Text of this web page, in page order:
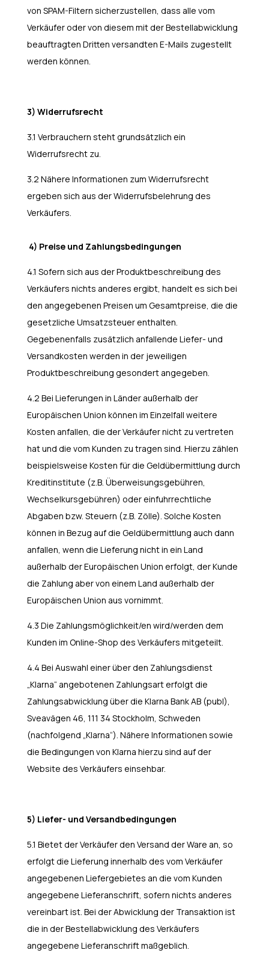
von SPAM-Filtern sicherzustellen, dass alle vom
Verkäufer oder von diesem mit der Bestellabwicklung
beauftragten Dritten versandten E-Mails zugestellt
werden können.
3) Widerrufsrecht
3.1 Verbrauchern steht grundsätzlich ein
Widerrufsrecht zu.
3.2 Nähere Informationen zum Widerrufsrecht
ergeben sich aus der Widerrufsbelehrung des
Verkäufers.
4) Preise und Zahlungsbedingungen
4.1 Sofern sich aus der Produktbeschreibung des
Verkäufers nichts anderes ergibt, handelt es sich bei
den angegebenen Preisen um Gesamtpreise, die die
gesetzliche Umsatzsteuer enthalten.
Gegebenenfalls zusätzlich anfallende Liefer- und
Versandkosten werden in der jeweiligen
Produktbeschreibung gesondert angegeben.
4.2 Bei Lieferungen in Länder außerhalb der
Europäischen Union können im Einzelfall weitere
Kosten anfallen, die der Verkäufer nicht zu vertreten
hat und die vom Kunden zu tragen sind. Hierzu zählen
beispielsweise Kosten für die Geldübermittlung durch
Kreditinstitute (z.B. Überweisungsgebühren,
Wechselkursgebühren) oder einfuhrrechtliche
Abgaben bzw. Steuern (z.B. Zölle). Solche Kosten
können in Bezug auf die Geldübermittlung auch dann
anfallen, wenn die Lieferung nicht in ein Land
außerhalb der Europäischen Union erfolgt, der Kunde
die Zahlung aber von einem Land außerhalb der
Europäischen Union aus vornimmt.
4.3 Die Zahlungsmöglichkeit/en wird/werden dem
Kunden im Online-Shop des Verkäufers mitgeteilt.
4.4 Bei Auswahl einer über den Zahlungsdienst
„Klarna“ angebotenen Zahlungsart erfolgt die
Zahlungsabwicklung über die Klarna Bank AB (publ),
Sveavägen 46, 111 34 Stockholm, Schweden
(nachfolgend „Klarna“). Nähere Informationen sowie
die Bedingungen von Klarna hierzu sind auf der
Website des Verkäufers einsehbar.
5) Liefer- und Versandbedingungen
5.1 Bietet der Verkäufer den Versand der Ware an, so
erfolgt die Lieferung innerhalb des vom Verkäufer
angegebenen Liefergebietes an die vom Kunden
angegebene Lieferanschrift, sofern nichts anderes
vereinbart ist. Bei der Abwicklung der Transaktion ist
die in der Bestellabwicklung des Verkäufers
angegebene Lieferanschrift maßgeblich.